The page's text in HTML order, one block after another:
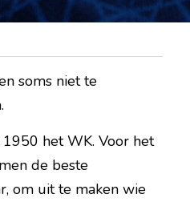
soms niet te
het WK. Voor het
de beste
om uit te maken wie